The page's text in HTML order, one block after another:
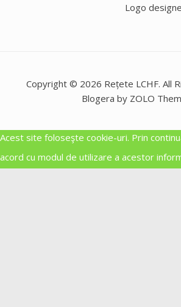
Logo
Copyright © 2026 Rețete LCHF. All
Blogera by ZOLO
Acest site foloseşte cookie-uri. Prin
acord cu modul de utilizare a acestor